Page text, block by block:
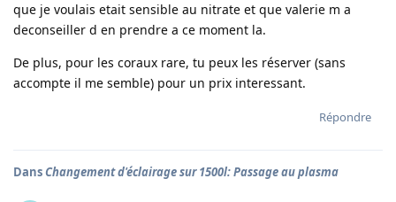
que je voulais etait sensible au nitrate et que valerie m a
deconseiller d en prendre a ce moment la.
De plus, pour les coraux rare, tu peux les réserver (sans
accompte il me semble) pour un prix interessant.
Répondre
DansChangement d'éclairage sur 1500l: Passage au plasma